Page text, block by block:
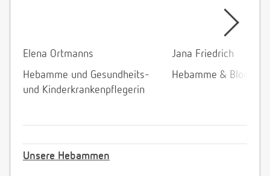
Elena Ortmanns
Hebamme und Gesundheits-
und Kinderkrankenpflegerin
Jana Friedrich
Hebamme &
Unsere Hebammen